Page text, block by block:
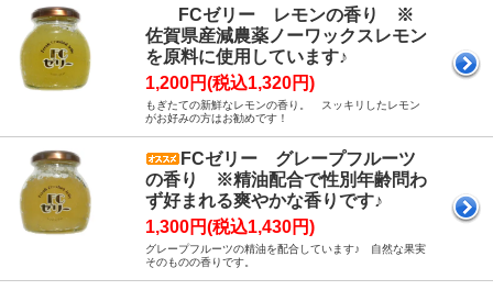
FCゼリー レモンの香り ※
佐賀県産減農薬ノーワックスレモン
を原料に使用しています♪
1,200円(税込1,320円)
もぎたての新鮮なレモンの香り。 スッキリしたレモン
がお好みの方はお勧めです！
FCゼリー グレープフルーツ
の香り ※精油配合で性別年齢問わ
ず好まれる爽やかな香りです♪
1,300円(税込1,430円)
グレープフルーツの精油を配合しています♪ 自然な果実
そのものの香りです。